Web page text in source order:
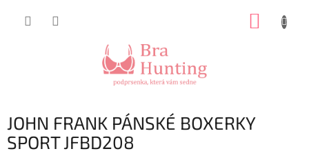
JOHN FRANK PÁNSKÉ BOXERKY
SPORT JFBD208